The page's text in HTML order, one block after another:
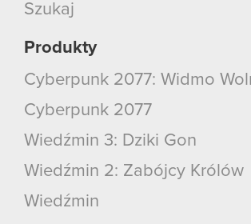
Szukaj
Produkty
Cyberpunk 2077: Widmo
Cyberpunk 2077
Wiedźmin 3: Dziki Gon
Wiedźmin 2: Zabójcy Królów
Wiedźmin